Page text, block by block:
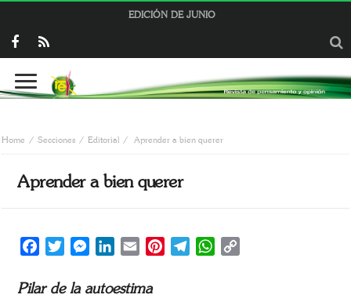
EDICIÓN DE JUNIO
Home Secciones Editorial Aprender a bien querer
Aprender a bien querer
FacebookTwitterMessengerLinkedIn
Email PinterestTelegramWhatsApp
Pilar de la autoestima